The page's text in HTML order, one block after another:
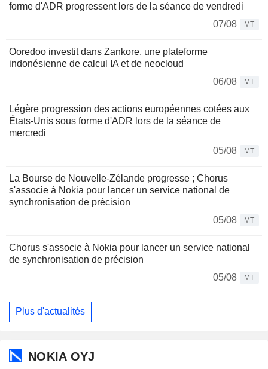
forme d'ADR progressent lors de la séance de vendredi
07/08
MT
Ooredoo investit dans Zankore, une plateforme
indonésienne de calcul IA et de neocloud
06/08
MT
Légère progression des actions européennes cotées aux
États-Unis sous forme d'ADR lors de la séance de
mercredi
05/08
MT
La Bourse de Nouvelle-Zélande progresse ; Chorus
s'associe à Nokia pour lancer un service national de
synchronisation de précision
05/08
MT
Chorus s'associe à Nokia pour lancer un service national
de synchronisation de précision
05/08
MT
Plus d'actualités
NOKIA OYJ